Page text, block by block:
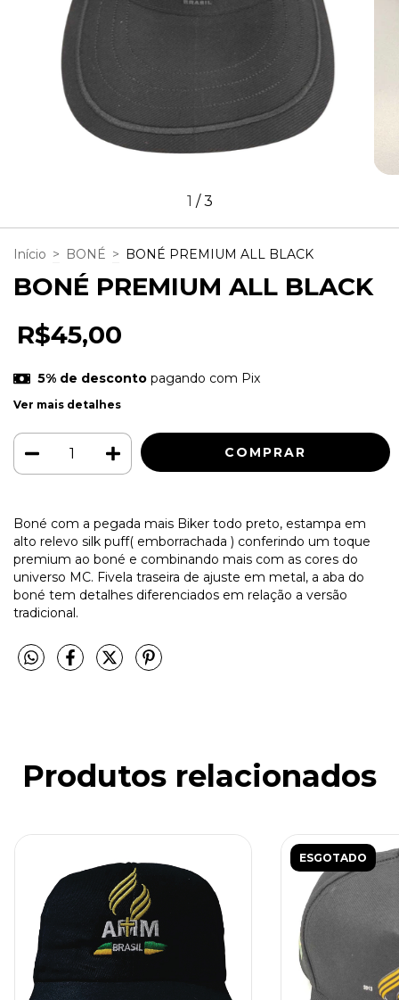
1 /3
Início > BONÉ > BONÉ PREMIUM ALL BLACK
BONÉ PREMIUM ALL BLACK
R$45,00
5% de descontopagando com Pix
Ver mais detalhes
Boné com a pegada mais Biker todo preto, estampa em
alto relevo silk puff( emborrachada ) conferindo um toque
premium ao boné e combinando mais com as cores do
universo MC. Fivela traseira de ajuste em metal, a aba do
boné tem detalhes diferenciados em relação a versão
tradicional.
Produtos relacionados
ESGOTADO